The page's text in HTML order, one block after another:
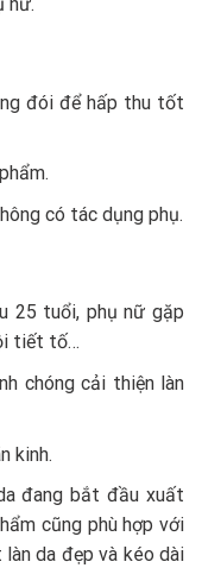
đói để hấp thu tốt
có tác dụng phụ.
25 tuổi, phụ nữ gặp
tiết tố…
chóng cải thiện làn
kinh.
đang bắt đầu xuất
cũng phù hợp với
da đẹp và kéo dài